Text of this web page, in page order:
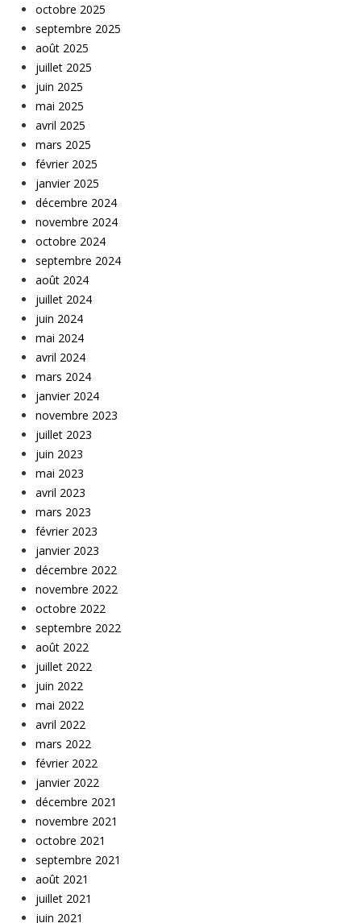
octobre 2025
septembre 2025
août 2025
juillet 2025
juin 2025
mai 2025
avril 2025
mars 2025
février 2025
janvier 2025
décembre 2024
novembre 2024
octobre 2024
septembre 2024
août 2024
juillet 2024
juin 2024
mai 2024
avril 2024
mars 2024
janvier 2024
novembre 2023
juillet 2023
juin 2023
mai 2023
avril 2023
mars 2023
février 2023
janvier 2023
décembre 2022
novembre 2022
octobre 2022
septembre 2022
août 2022
juillet 2022
juin 2022
mai 2022
avril 2022
mars 2022
février 2022
janvier 2022
décembre 2021
novembre 2021
octobre 2021
septembre 2021
août 2021
juillet 2021
juin 2021